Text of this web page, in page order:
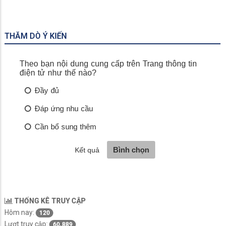
THĂM DÒ Ý KIẾN
THỐNG KÊ TRUY CẬP
Hôm nay:
120
Lượt truy cập: 60,889